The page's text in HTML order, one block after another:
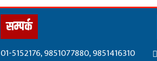
सम्पर्क
01-5152176, 9851077880, 9851416310